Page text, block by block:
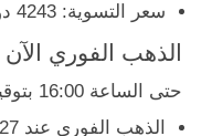
سعر التسوية: 4243 دولاراً للأوقية لعقود فبراير
الذهب الفوري الآن
حتى الساعة 16:00 بتوقيت تركيا:
الذهب الفوري عند 4227 دولاراً للأوقية